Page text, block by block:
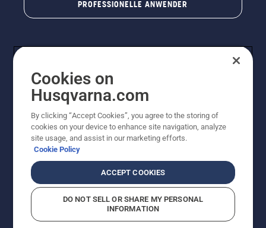
PROFESSIONELLE ANWENDER
© Husqvarna AB (publ). Alle Rechte vorbehalten. Bei
den Preisangaben handelt es sich um unverbindliche
Preisempfehlungen in Euro inkl. der gesetzlichen
Preisempfehlungen (inkl. MwSt), es sei denn sie sind für
den direkten Kauf verfügbar.
Cookie-RichtlinieNutzungsbedingungen Datenschutzerklärung
Vermutete Verstöße melden
Cookies on
Husqvarna.com
By clicking “Accept Cookies”, you agree to the storing of
cookies on your device to enhance site navigation, analyze
site usage, and assist in our marketing efforts.
Cookie Policy
ACCEPT COOKIES
DO NOT SELL OR SHARE MY PERSONAL
INFORMATION